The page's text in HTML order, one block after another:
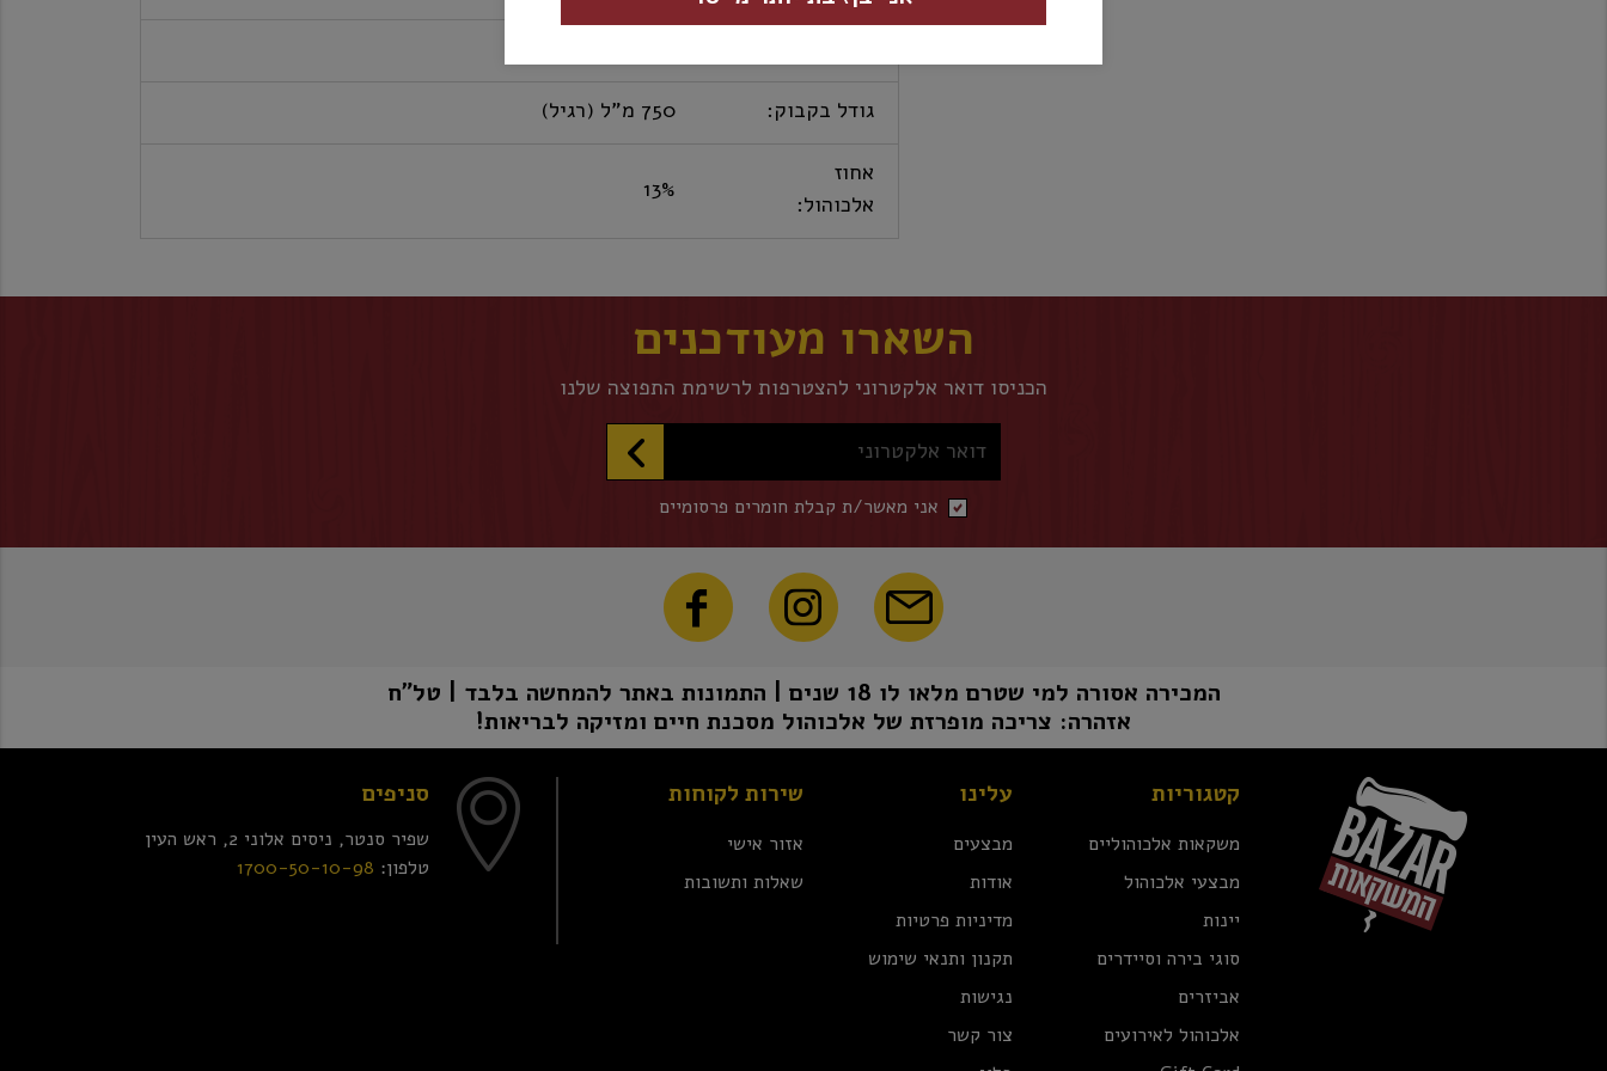
גודל בקבוק: 750 מ"ל (רגיל)
אחוז
אלכוהול:
13%
השארו מעודכנים
הכניסו דואר אלקטרוני להצטרפות לרשימת התפוצה שלנו
דואר אלקטרוני
אני מאשר/ת קבלת חומרים פרסומיים
המכירה אסורה למי שטרם מלאו לו 18 שנים | התמונות באתר להמחשה בלבד | טל"ח
אזהרה: צריכה מופרזת של אלכוהול מסכנת חיים ומזיקה לבריאות!
קטגוריות
משקאות אלכוהוליים
מבצעי אלכוהול
יינות
סוגי בירה וסיידרים
אביזרים
אלכוהול לאירועים
עלינו
מבצעים
אודות
מדיניות פרטיות
תקנון ותנאי שימוש
נגישות
צור קשר
שירות לקוחות
אזור אישי
שאלות ותשובות
סניפים
שפיר סנטר, ניסים אלוני 2, ראש העין
טלפון: 1700-50-10-98